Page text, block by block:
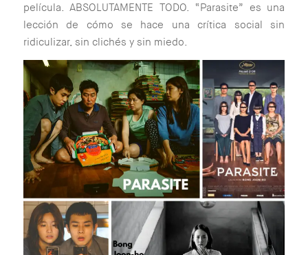
película. ABSOLUTAMENTE TODO. “Parasite” es una
lección de cómo se hace una crítica social sin
ridiculizar, sin clichés y sin miedo.